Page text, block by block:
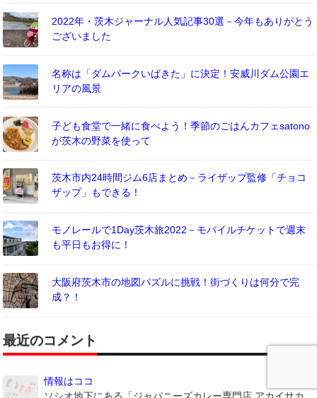
2022年・茨木ジャーナル人気記事30選－今年もありがとう
ございました
名称は「ダムパークいばきた」に決定！安威川ダム公園エ
リアの風景
子ども食堂で一緒に食べよう！季節のごはんカフェsatono
が茨木の野菜を使って
茨木市内24時間ジム6店まとめ－ライザップ監修「チョコ
ザップ」もできる！
モノレールで1Day茨木旅2022－モバイルチケットで週末
も平日もお得に！
大阪府茨木市の地図パズルに挑戦！街づくりは何分で完
成？！
最近のコメント
情報はココ